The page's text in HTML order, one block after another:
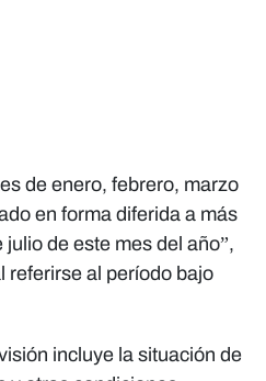
de enero, febrero, marzo
en forma diferida a más
de este mes del año”,
referirse al período bajo
incluye la situación de